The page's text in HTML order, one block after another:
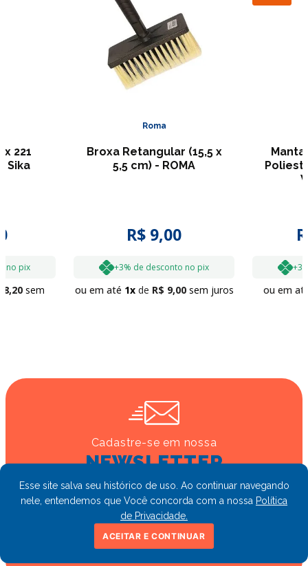
Esse site salva seu histórico de uso. Ao continuar navegando
nele, entendemos que Você concorda com a nossa Política
de Privacidade.
ACEITAR E CONTINUAR
221
Sika
no pix
,20 sem
Roma
Broxa Retangular (15,5 x
5,5 cm) - ROMA
R$ 9,00
+3% de desconto no pix
ou em até 1 R$ 9,00sem juros
Manta
Poliester
ou em
Cadastre-se em nossa
NEWSLETTER
e fique por dentro de ofertas e novidades
CADASTRAR